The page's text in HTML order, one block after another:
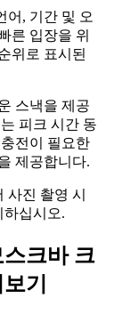
어, 기간 및 오
른 입장을 위
위로 표시된
스낵을 제공
피크 시간 동
전이 필요한
제공합니다.
진 촬영 시
하십시오.
크바 크
기